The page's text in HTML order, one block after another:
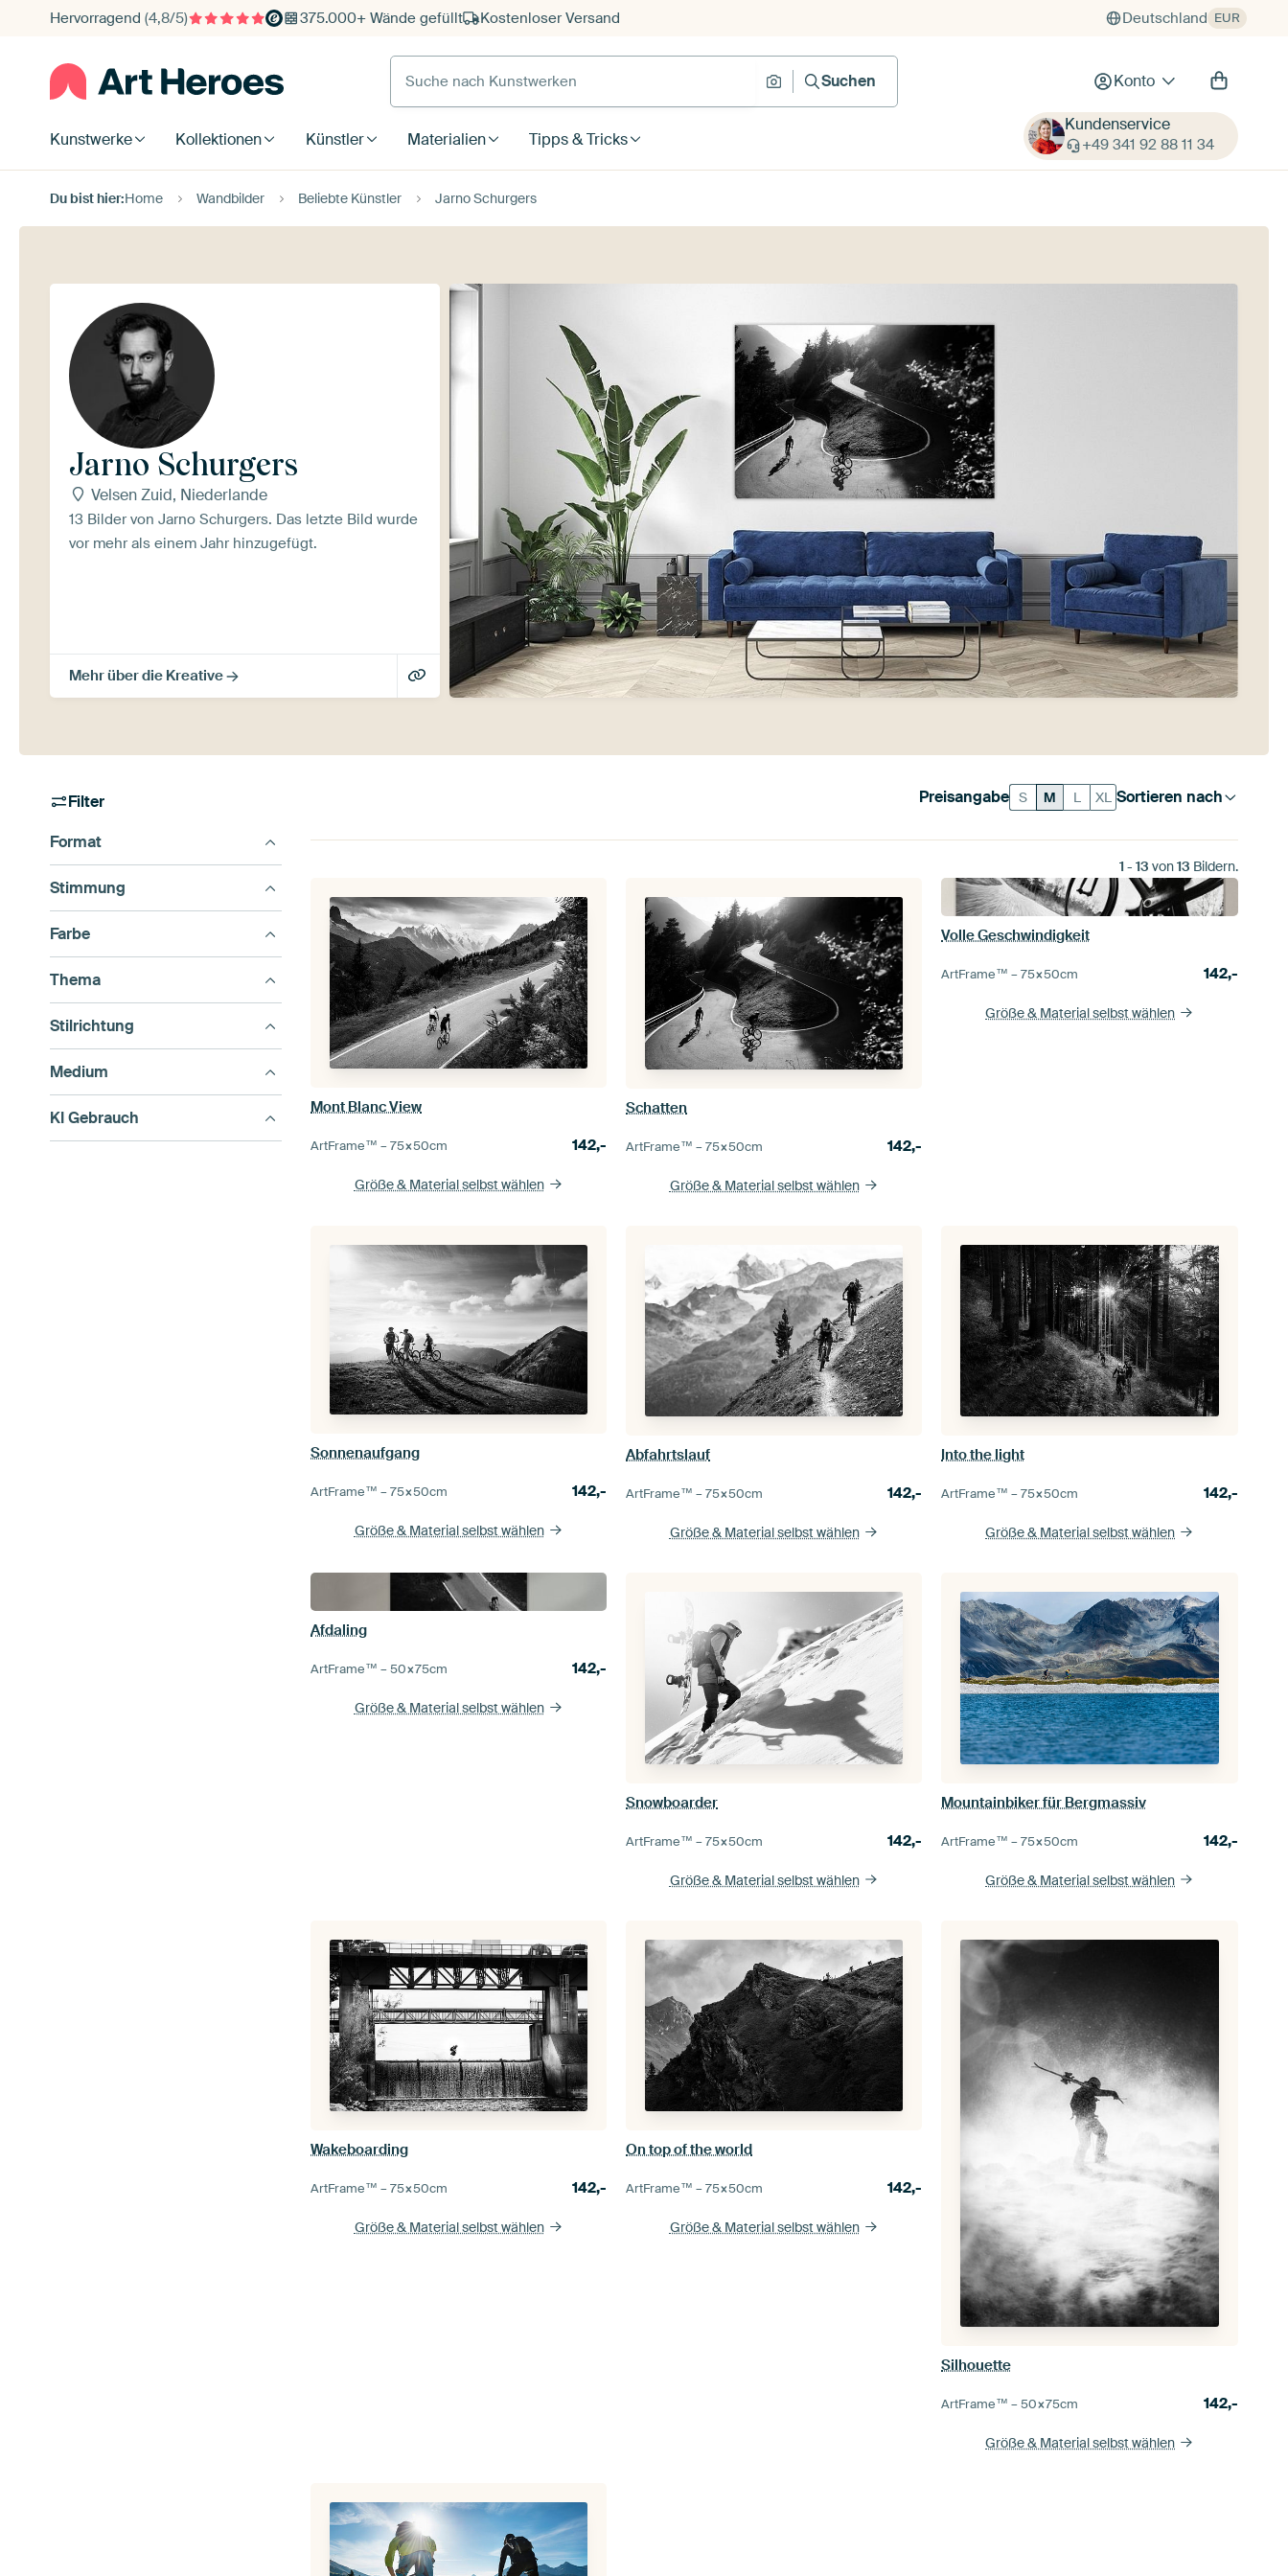
Hervorragend (4,8/5) 375.000+ Wände gefüllt Kostenloser Versand Deutschland EUR
Suche nach Kunstwerken
Suche nach Bild
Suchen Konto
Kunstwerke Kollektionen Künstler Materialien Tipps & Tricks
Kundenservice
+49 341 92 88 11 34
Du bist hier:Home Wandbilder Beliebte Künstler Jarno Schurgers
Jarno Schurgers
Velsen Zuid, Niederlande
13 Bilder von Jarno Schurgers. Das letzte Bild wurde
vor mehr als einem Jahr hinzugefügt.
Mehr über die Kreative
Filter
Format
Stimmung
Farbe
Thema
Stilrichtung
Medium
KI Gebrauch
Sortieren nach
Preisangabe S M L XL
1 - 13 von13 Bildern.
Mont Blanc View
ArtFrame™ –75×50cm 142,-
Größe & Material selbst wählen
Schatten
ArtFrame™ –75×50cm 142,-
Größe & Material selbst wählen
Volle Geschwindigkeit
ArtFrame™ –75×50cm 142,-
Größe & Material selbst wählen
Sonnenaufgang
ArtFrame™ –75×50cm 142,-
Größe & Material selbst wählen
Abfahrtslauf
ArtFrame™ –75×50cm 142,-
Größe & Material selbst wählen
Into the light
ArtFrame™ –75×50cm 142,-
Größe & Material selbst wählen
Afdaling
ArtFrame™ –50×75cm 142,-
Größe & Material selbst wählen
Snowboarder
ArtFrame™ –75×50cm 142,-
Größe & Material selbst wählen
Mountainbiker für Bergmassiv
ArtFrame™ –75×50cm 142,-
Größe & Material selbst wählen
Wakeboarding
ArtFrame™ –75×50cm 142,-
Größe & Material selbst wählen
On top of the world
ArtFrame™ –75×50cm 142,-
Größe & Material selbst wählen
Silhouette
ArtFrame™ –50×75cm 142,-
Größe & Material selbst wählen